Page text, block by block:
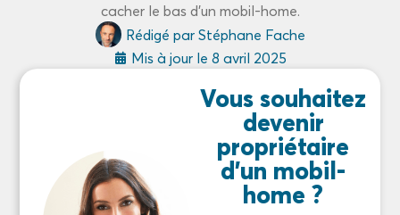
cacher le bas d'un mobil-home.
Rédigé par Stéphane Fache
Mis à jour le 8 avril 2025
Vous souhaitez
devenir
propriétaire
d'un mobil-
home ?